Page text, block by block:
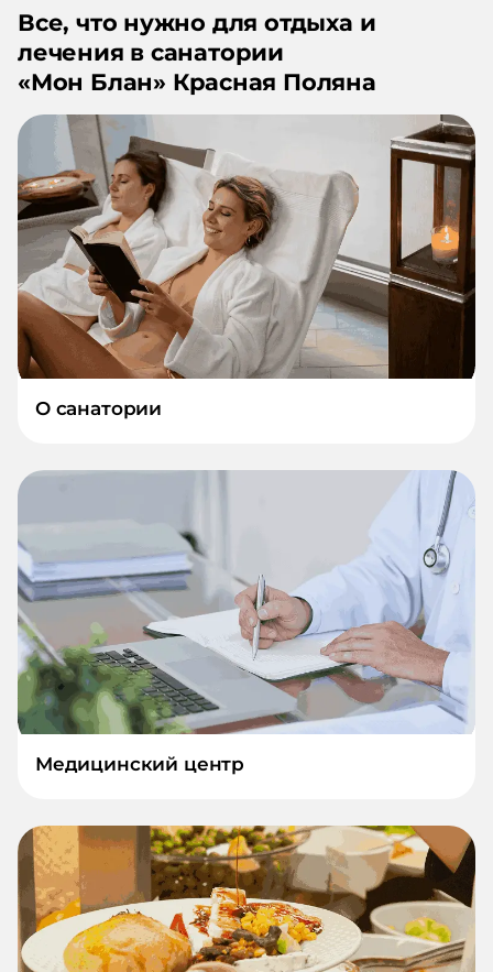
Все, что нужно для отдыха и
лечения в санатории
«Мон Блан» Красная Поляна
О санатории
Медицинский центр